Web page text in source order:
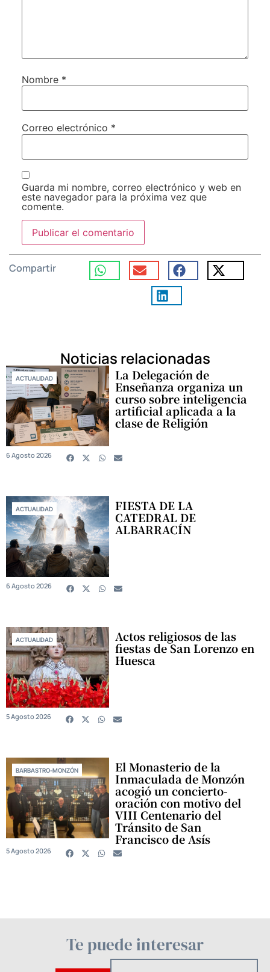
Nombre *
Correo electrónico *
Guarda mi nombre, correo electrónico y web en
este navegador para la próxima vez que
comente.
Compartir
Noticias relacionadas
ACTUALIDAD La Delegación de
Enseñanza organiza un
curso sobre inteligencia
artificial aplicada a la
clase de Religión
6 Agosto 2026
ACTUALIDAD FIESTA DE LA
CATEDRAL DE
ALBARRACÍN
6 Agosto 2026
ACTUALIDAD Actos religiosos de las
fiestas de San Lorenzo en
Huesca
5 Agosto 2026
BARBASTRO-MONZÓN El Monasterio de la
Inmaculada de Monzón
acogió un concierto-
oración con motivo del
VIII Centenario del
Tránsito de San
Francisco de Asís
5 Agosto 2026
Te puede interesar